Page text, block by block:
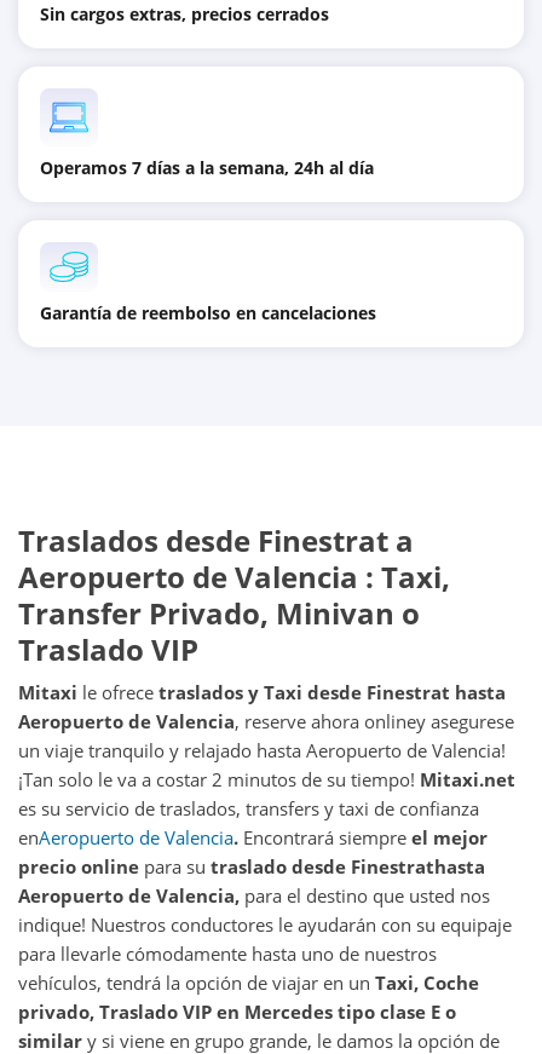
Sin cargos extras, precios cerrados
Operamos 7 días a la semana, 24h al día
Garantía de reembolso en cancelaciones
Traslados desde Finestrat a
Aeropuerto de Valencia : Taxi,
Transfer Privado, Minivan o
Traslado VIP
Mitaxi le ofrece traslados y Taxi desde Finestrat hasta
Aeropuerto de Valencia, reserve ahora onliney asegurese
un viaje tranquilo y relajado hasta Aeropuerto de Valencia!
¡Tan solo le va a costar 2 minutos de su tiempo! Mitaxi.net
es su servicio de traslados, transfers y taxi de confianza
enAeropuerto de Valencia. Encontrará siempre el mejor
precio online para su traslado desde Finestrathasta
Aeropuerto de Valencia, para el destino que usted nos
indique! Nuestros conductores le ayudarán con su equipaje
para llevarle cómodamente hasta uno de nuestros
vehículos, tendrá la opción de viajar en un Taxi, Coche
privado, Traslado VIP en Mercedes tipo clase E o
similar y si viene en grupo grande, le damos la opción de